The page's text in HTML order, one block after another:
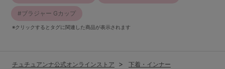
ブラジャー Gカップ
※クリックするとタグに関連した商品が表示されます
チュチュアンナ公式オンラインストア
下着・インナー